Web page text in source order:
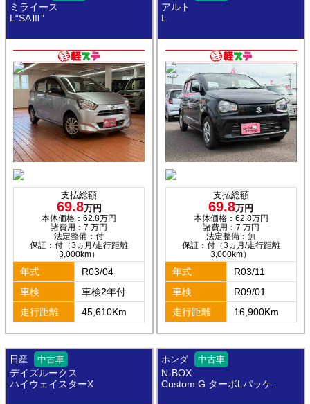
ミライース
L“SAⅢ”
支払総額
69.8万円
本体価格：62.8万円
諸費用：7 万円
法定整備：付
保証：付（3ヵ月/走行距離
3,000km）
年式
R03/04
車検
車検2年付
走行距離
45,610Km
アルト
L
支払総額
69.8万円
本体価格：62.8万円
諸費用：7 万円
法定整備：無
保証：付（3ヵ月/走行距離
3,000km）
年式
R03/11
車検
R09/01
走行距離
16,900Km
日産 中古車
デイズルークス
ハイウェイスターX
ホンダ 中古車
N-BOX
Custom G ターボLパッケ..